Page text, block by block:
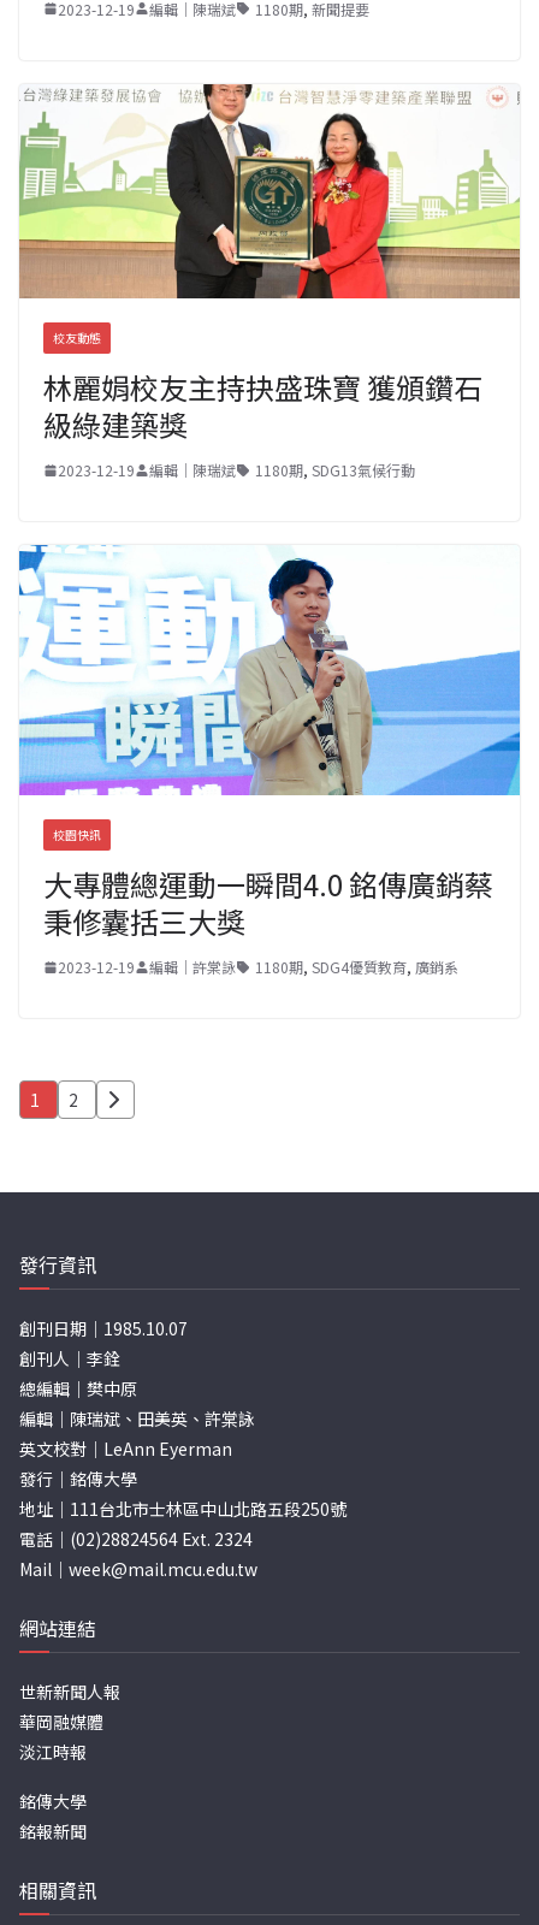
2023-12-19 編輯｜陳瑞斌 1180期, 新聞提要
校友動態
林麗娟校友主持抉盛珠寶 獲頒鑽石
級綠建築獎
2023-12-19 編輯｜陳瑞斌 1180期, SDG13氣候行動
校園快訊
大專體總運動一瞬間4.0 銘傳廣銷蔡
秉修囊括三大獎
2023-12-19 編輯｜許棠詠 1180期, SDG4優質教育, 廣銷系
文
分
頁
1 2
發行資訊
創刊日期｜1985.10.07
創刊人｜李銓
總編輯｜樊中原
編輯｜陳瑞斌、田美英、許棠詠
英文校對｜LeAnn Eyerman
發行｜銘傳大學
地址｜111台北市士林區中山北路五段250號
電話｜(02)28824564 Ext. 2324
Mail｜ week@mail.mcu.edu.tw
網站連結
世新新聞人報
華岡融媒體
淡江時報
銘傳大學
銘報新聞
相關資訊